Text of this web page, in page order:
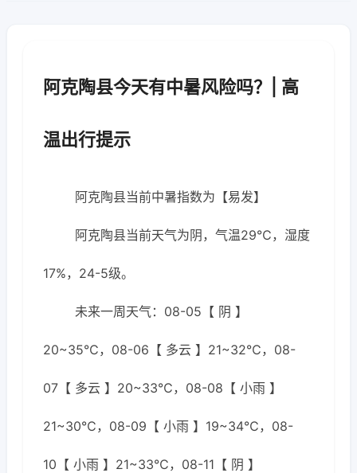
阿克陶县今天有中暑风险吗？| 高
温出行提示
阿克陶县当前中暑指数为【易发】
阿克陶县当前天气为阴，气温29℃，湿度
17%，24-5级。
未来一周天气：08-05【 阴 】
20~35℃，08-06【 多云 】21~32℃，08-
07【 多云 】20~33℃，08-08【 小雨 】
21~30℃，08-09【 小雨 】19~34℃，08-
10【 小雨 】21~33℃，08-11【 阴 】